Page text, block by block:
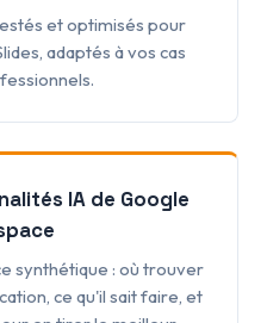
et optimisés pour
adaptés à vos cas
IA de Google
synthétique : où trouver
ce qu'il sait faire, et